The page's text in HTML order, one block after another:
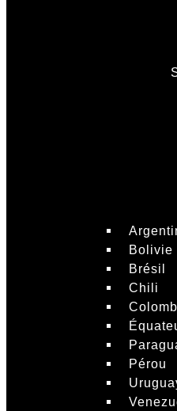
Bolivie
Brésil
Chili
Pérou